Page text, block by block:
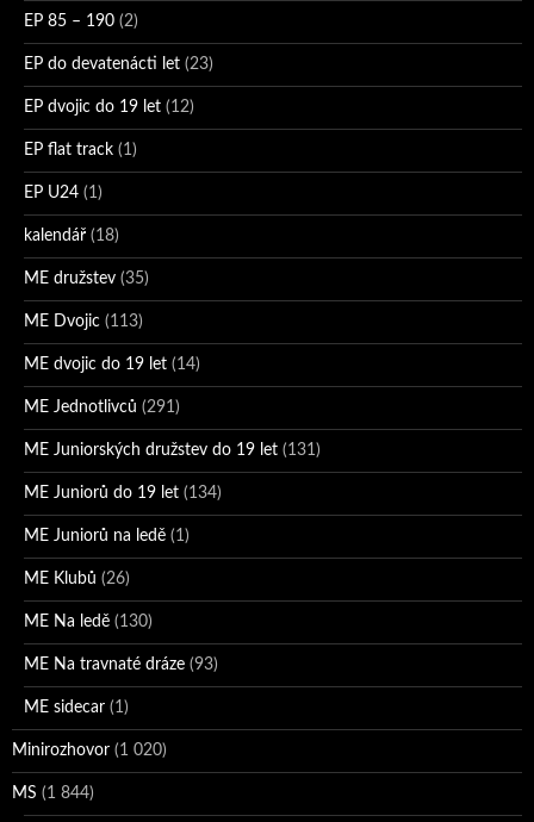
EP 85 – 190 (2)
EP do devatenácti let (23)
EP dvojic do 19 let (12)
EP flat track (1)
EP U24 (1)
kalendář (18)
ME družstev (35)
ME Dvojic (113)
ME dvojic do 19 let (14)
ME Jednotlivců (291)
ME Juniorských družstev do 19 let (131)
ME Juniorů do 19 let (134)
ME Juniorů na ledě (1)
ME Klubů (26)
ME Na ledě (130)
ME Na travnaté dráze (93)
ME sidecar (1)
Minirozhovor (1 020)
MS (1 844)